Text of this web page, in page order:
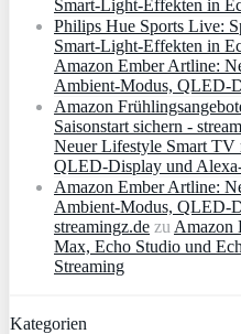
Smart‑Light‑Effekten in
Philips Hue Sports Live:
Smart‑Light‑Effekten in
Amazon Ember Artline:
Ambient‑Modus,
Amazon
Saisonstart sichern -
Neuer Lifestyle Smart TV
QLED‑Display und
Amazon Ember Artline:
Ambient‑Modus,
streamingz.de zuAmazon
Max, Echo Studio und
Streaming
Kategorien